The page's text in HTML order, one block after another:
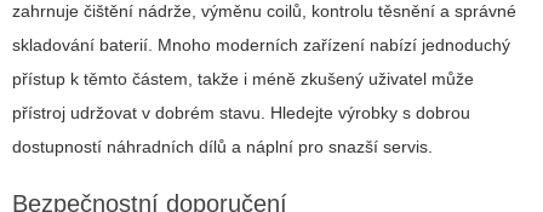
zahrnuje čištění nádrže, výměnu coilů, kontrolu těsnění a správné
skladování baterií. Mnoho moderních zařízení nabízí jednoduchý
přístup k těmto částem, takže i méně zkušený uživatel může
přístroj udržovat v dobrém stavu. Hledejte výrobky s dobrou
dostupností náhradních dílů a náplní pro snazší servis.
Bezpečnostní doporučení